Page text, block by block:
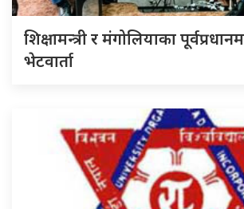
शिक्षामन्त्री र मंगोलियाका
भेटवार्ता